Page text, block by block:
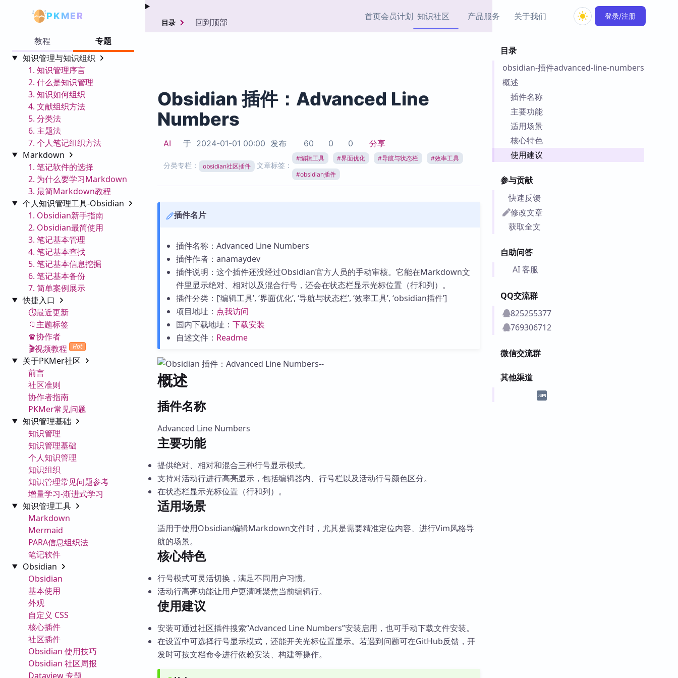
PKMER 首页会员计划 知识社区
协作者
Zotero 专题
Obsidian 专题
产品服务
Zotero 插件
Zotero 插件资源与加速
挂件集市
Obsidian 教程
关于我们 登录/注册
教程
专题
知识管理与知识组织
1. 知识管理序言
2. 什么是知识管理
3. 知识如何组织
4. 文献组织方法
5. 分类法
6. 主题法
7. 个人笔记组织方法
Markdown
1. 笔记软件的选择
2. 为什么要学习Markdown
3. 最简Markdown教程
个人知识管理工具-Obsidian
1. Obsidian新手指南
2. Obsidian最简使用
3. 笔记基本管理
4. 笔记基本查找
5. 笔记基本信息挖掘
6. 笔记基本备份
7. 简单案例展示
快捷入口
⏱️最近更新
🔖主题标签
🧣协作者
🎬视频教程
Hot
关于PKMer社区
前言
社区准则
协作者指南
PKMer常见问题
知识管理基础
知识管理
知识管理基础
个人知识管理
知识组织
知识管理常见问题参考
增量学习-渐进式学习
知识管理工具
Markdown
Mermaid
PARA信息组织法
笔记软件
Obsidian
Obsidian
基本使用
外观
自定义 CSS
核心插件
社区插件
Obsidian 使用技巧
Obsidian 社区周报
Dataview 专题
目录
obsidian-插件advanced-line-numbers
概述
插件名称
主要功能
适用场景
核心特色
使用建议
参与贡献
快速反馈
修改文章
获取全文
自助问答
AI 客服
QQ交流群
825255377
769306712
微信交流群
其他渠道
目录 回到顶部
Obsidian 插件：Advanced Line
Numbers
AI 于 2024-01-01 00:00 发布 60 0 0 分享
分类专栏： obsidian社区插件 文章标签：
#编辑工具 #界面优化 #导航与状态栏 #效率工具
#obsidian插件
插件名片
插件名称：Advanced Line Numbers
插件作者：anamaydev
插件说明：这个插件还没经过Obsidian官方人员的手动审核。它能在Markdown文
件里显示绝对、相对以及混合行号，还会在状态栏显示光标位置（行和列）。
插件分类：[‘编辑工具’, ‘界面优化’, ‘导航与状态栏’, ‘效率工具’, ‘obsidian插件’]
项目地址： 点我访问
国内下载地址： 下载安装
自述文件： Readme
概述
插件名称
Advanced Line Numbers
主要功能
提供绝对、相对和混合三种行号显示模式。
支持对活动行进行高亮显示，包括编辑器内、行号栏以及活动行号颜色区分。
在状态栏显示光标位置（行和列）。
适用场景
适用于使用Obsidian编辑Markdown文件时，尤其是需要精准定位内容、进行Vim风格导
航的场景。
核心特色
行号模式可灵活切换，满足不同用户习惯。
活动行高亮功能让用户更清晰聚焦当前编辑行。
使用建议
安装可通过社区插件搜索“Advanced Line Numbers”安装启用，也可手动下载文件安装。
在设置中可选择行号显示模式，还能开关光标位置显示。若遇到问题可在GitHub反馈，开
发时可按文档命令进行依赖安装、构建等操作。